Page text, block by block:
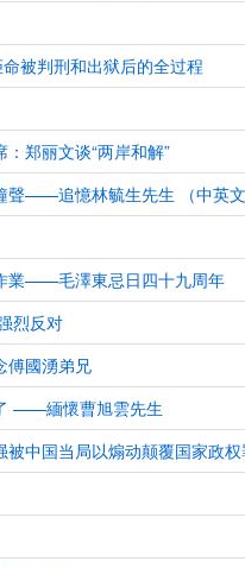
被判刑和出狱后的全过程
郑丽文谈“两岸和解”
聲——追憶林毓生先生 （中英
業——毛澤東忌日四十九周年
烈反对
傅國湧弟兄
——緬懷曹旭雲先生
被中国当局以煽动颠覆国家政